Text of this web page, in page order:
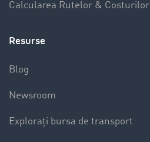
Calcularea Rutelor & Costurilor
Resurse
Blog
Newsroom
Explorați bursa de transport